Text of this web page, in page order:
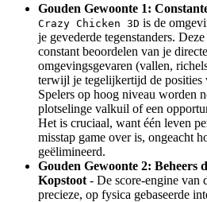
Gouden Gewoonte 1:
Crazy Chicken 3D is de
je gevederde tegenstanders.
constant beoordelen van je
omgevingsgevaren (vallen,
terwijl je tegelijkertijd de posities
Spelers op hoog niveau worden
plotselinge valkuil of een
Het is cruciaal, want één leven
misstap game over is, ongeacht
geëlimineerd.
Gouden Gewoonte 2: Beheers
Kopstoot - De score-engine van
precieze, op fysica gebaseerde